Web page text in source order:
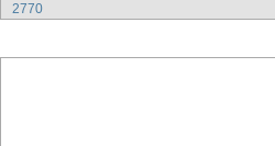
2770